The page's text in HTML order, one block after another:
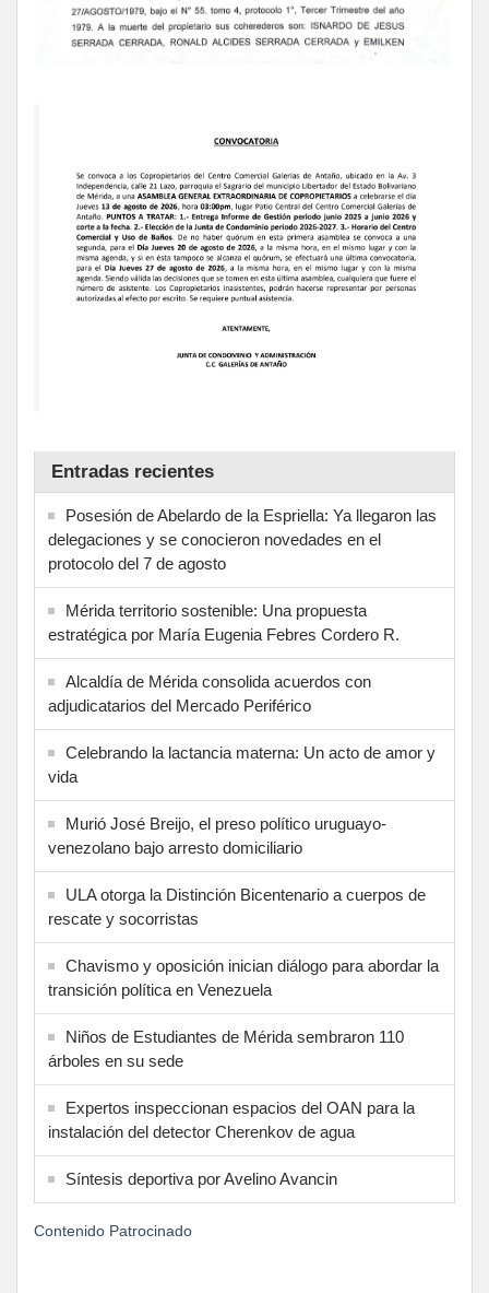
Entradas recientes
Posesión de Abelardo de la Espriella: Ya llegaron las
delegaciones y se conocieron novedades en el
protocolo del 7 de agosto
Mérida territorio sostenible: Una propuesta
estratégica por María Eugenia Febres Cordero R.
Alcaldía de Mérida consolida acuerdos con
adjudicatarios del Mercado Periférico
Celebrando la lactancia materna: Un acto de amor y
vida
Murió José Breijo, el preso político uruguayo-
venezolano bajo arresto domiciliario
ULA otorga la Distinción Bicentenario a cuerpos de
rescate y socorristas
Chavismo y oposición inician diálogo para abordar la
transición política en Venezuela
Niños de Estudiantes de Mérida sembraron 110
árboles en su sede
Expertos inspeccionan espacios del OAN para la
instalación del detector Cherenkov de agua
Síntesis deportiva por Avelino Avancin
Contenido Patrocinado